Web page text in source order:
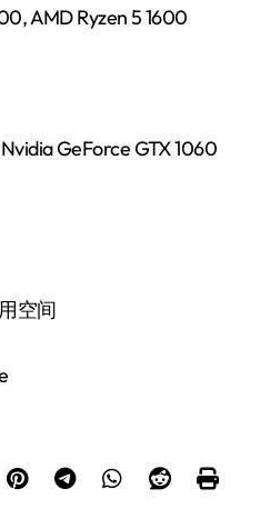
AMD Ryzen 5 1600
GeForce GTX 1060
空间